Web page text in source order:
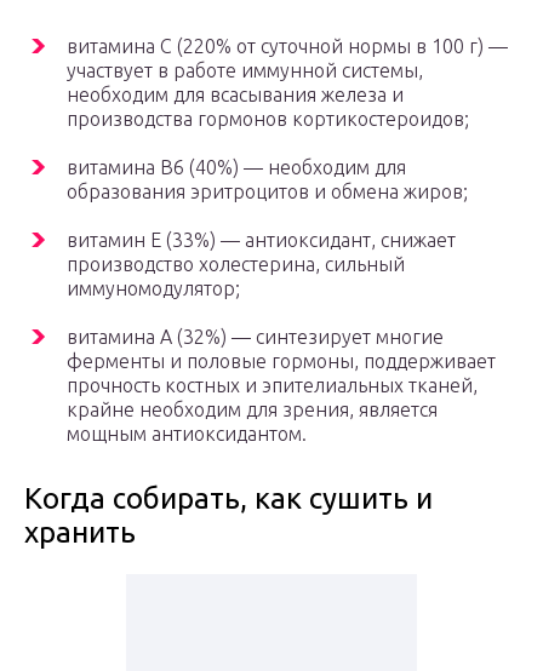
витамина С (220% от суточной нормы в 100 г) —
участвует в работе иммунной системы,
необходим для всасывания железа и
производства гормонов кортикостероидов;
витамина В6 (40%) — необходим для
образования эритроцитов и обмена жиров;
витамин Е (33%) — антиоксидант, снижает
производство холестерина, сильный
иммуномодулятор;
витамина А (32%) — синтезирует многие
ферменты и половые гормоны, поддерживает
прочность костных и эпителиальных тканей,
крайне необходим для зрения, является
мощным антиоксидантом.
Когда собирать, как сушить и
хранить